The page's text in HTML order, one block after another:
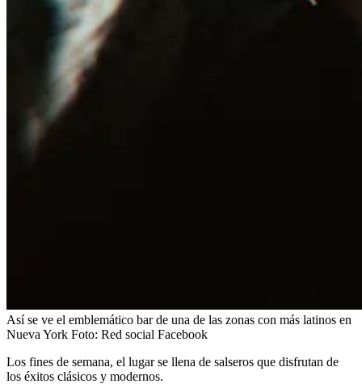
Así se ve el emblemático bar de una de las zonas con más latinos en
Nueva York Foto: Red social Facebook
Los fines de semana, el lugar se llena de salseros que disfrutan de
los éxitos clásicos y modernos.